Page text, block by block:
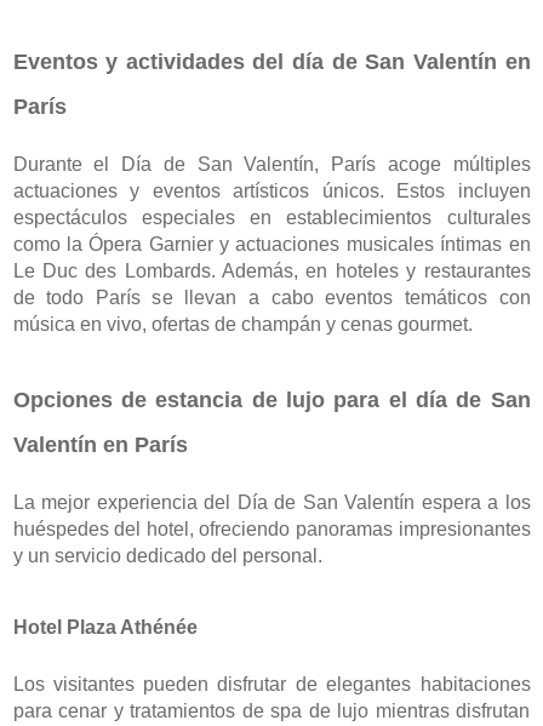
Eventos y actividades del día de San Valentín en
París
Durante el Día de San Valentín, París acoge múltiples
actuaciones y eventos artísticos únicos. Estos incluyen
espectáculos especiales en establecimientos culturales
como la Ópera Garnier y actuaciones musicales íntimas en
Le Duc des Lombards. Además, en hoteles y restaurantes
de todo París se llevan a cabo eventos temáticos con
música en vivo, ofertas de champán y cenas gourmet.
Opciones de estancia de lujo para el día de San
Valentín en París
La mejor experiencia del Día de San Valentín espera a los
huéspedes del hotel, ofreciendo panoramas impresionantes
y un servicio dedicado del personal.
Hotel Plaza Athénée
Los visitantes pueden disfrutar de elegantes habitaciones
para cenar y tratamientos de spa de lujo mientras disfrutan